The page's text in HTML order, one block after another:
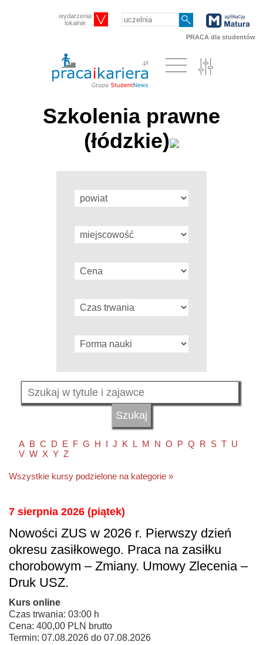
wydarzenia
lokalnie
PRACA dla studentów
Szkolenia prawne
(łódzkie)
A B C D E F G H I J K L M N O P Q R S T U
V W X Y Z
Wszystkie kursy podzielone na kategorie »
7 sierpnia 2026 (piątek)
Nowości ZUS w 2026 r. Pierwszy dzień
okresu zasiłkowego. Praca na zasiłku
chorobowym – Zmiany. Umowy Zlecenia –
Druk USZ.
Kurs online
Czas trwania: 03:00 h
Cena: 400,00 PLN brutto
Termin: 07.08.2026 do 07.08.2026